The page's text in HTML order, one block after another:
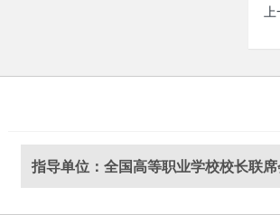
指导单位：全国高等职业学校校长联